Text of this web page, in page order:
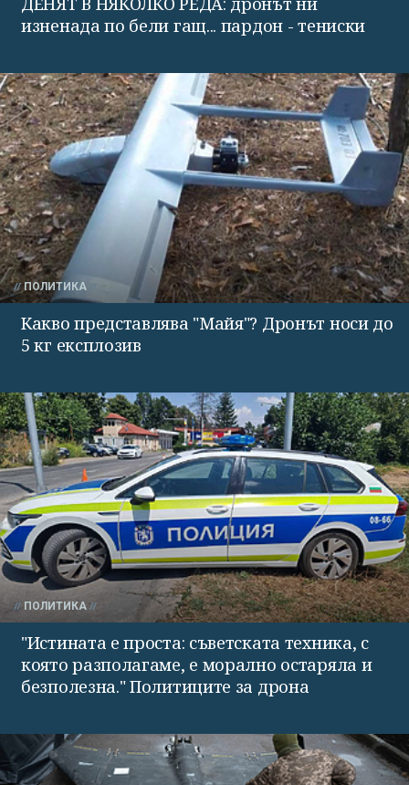
изненада по бели гащ... пардон - тениски
ПОЛИТИКА
Какво представлява "Майя"? Дронът носи до
5 кг експлозив
ПОЛИТИКА
"Истината е проста: съветската техника, с
която разполагаме, е морално остаряла и
безполезна." Политиците за дрона